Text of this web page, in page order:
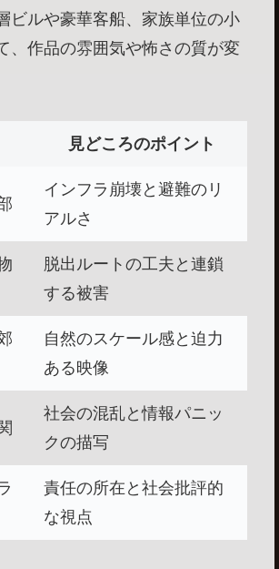
ビルや豪華客船、家族単位の小
、作品の雰囲気や怖さの質が変
見どころのポイント
インフラ崩壊と避難のリ
アルさ
脱出ルートの工夫と連鎖
する被害
自然のスケール感と迫力
ある映像
社会の混乱と情報パニッ
クの描写
責任の所在と社会批評的
な視点